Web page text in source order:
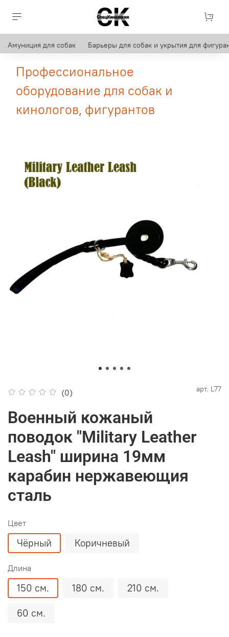
Амуниция для собак Барьеры для собак и укрытия для
Профессиональное
оборудование для собак и
кинологов, фигурантов
(0) арт. L77
Военный кожаный
поводок "Military Leather
Leash" ширина 19мм
карабин нержавеющия
сталь
Цвет
Чëрный Коричневый
Длина
150 см. 180 см. 210 см.
60 см.